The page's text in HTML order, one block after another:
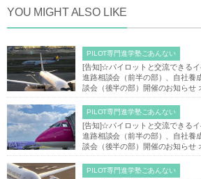
YOU MIGHT ALSO LIKE
PILOT専門進学塾ごあんない
[告知]☆パイロットと交流できる
進路相談会（前半の部）、自社養
談会（後半の部）開催のお知らせ
PILOT専門進学塾ごあんない
[告知]☆パイロットと交流できる
進路相談会（前半の部）、自社養
談会（後半の部）開催のお知らせ
PILOT専門進学塾ごあんない